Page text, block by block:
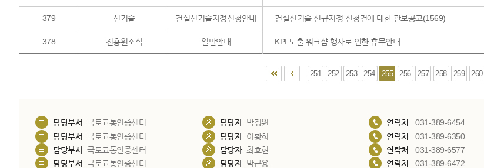
379 신기술 건설신기술지정신청안내 건설신기술 신규지정 신청건에 대한 관보공고(1569)
378 진흥원소식 일반안내 KPI 도출 워크샵 행사로 인한 휴무안내
251 252 253 254 255 256 257 258 259 260
담당부서 국토교통인증센터 담당자 박정원 연락처
031-389-6454
담당부서 국토교통인증센터 담당자 이황희 연락처
031-389-6350
담당부서 국토교통인증센터 담당자 최호현 연락처
031-389-6577
담당부서 국토교통인증센터 담당자 박근용 연락처 031-389-6472